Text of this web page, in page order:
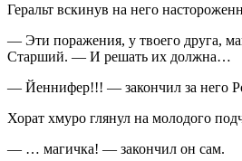
Геральт вскинув на него
— Эти поражения, у твоего друга,
Старший. — И решать их должна…
— Йеннифер!!! — закончил за него
Хорат хмуро глянул на молодого
— … магичка! — закончил он сам.